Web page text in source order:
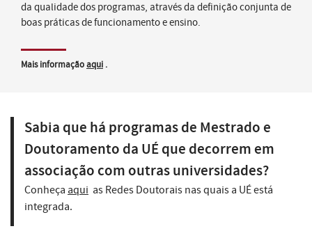
da qualidade dos programas, através da definição conjunta de
boas práticas de funcionamento e ensino.
Mais informaçãoaqui .
Sabia que há programas de Mestrado e
Doutoramento da UÉ que decorrem em
associação com outras universidades?
Conheça aqui as Redes Doutorais nas quais a UÉ está
integrada.